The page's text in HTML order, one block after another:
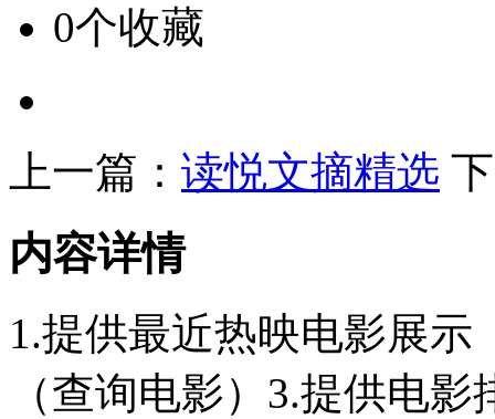
0个收藏
上一篇： 读悦文摘精选
内容详情
1.提供最近热映电影展示
（查询电影）3.提供电